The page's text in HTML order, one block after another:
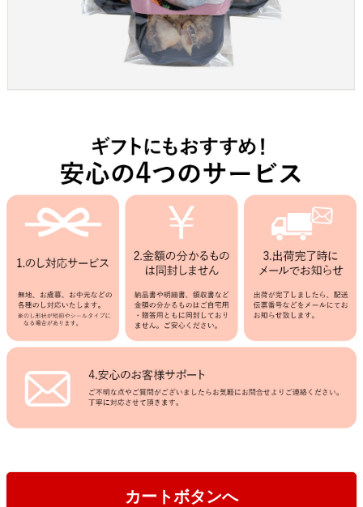
カートボタンへ